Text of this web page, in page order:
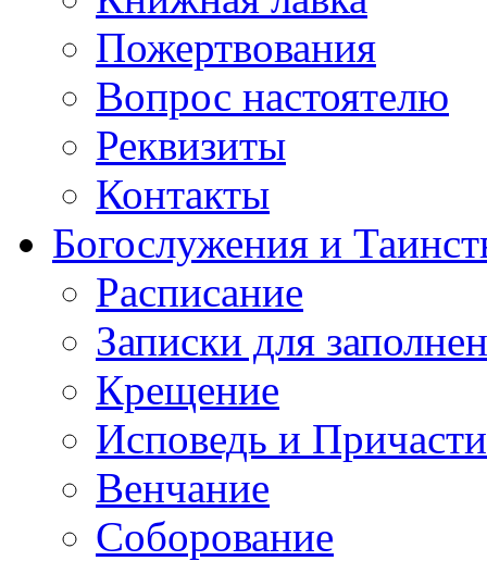
Пожертвования
Вопрос настоятелю
Реквизиты
Контакты
Богослужения и
Расписание
Записки для
Крещение
Исповедь и
Венчание
Соборование